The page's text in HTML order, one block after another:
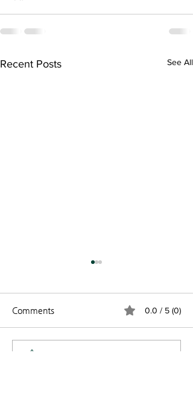
Recent Posts See All
Comments 0.0 / 5 (0)